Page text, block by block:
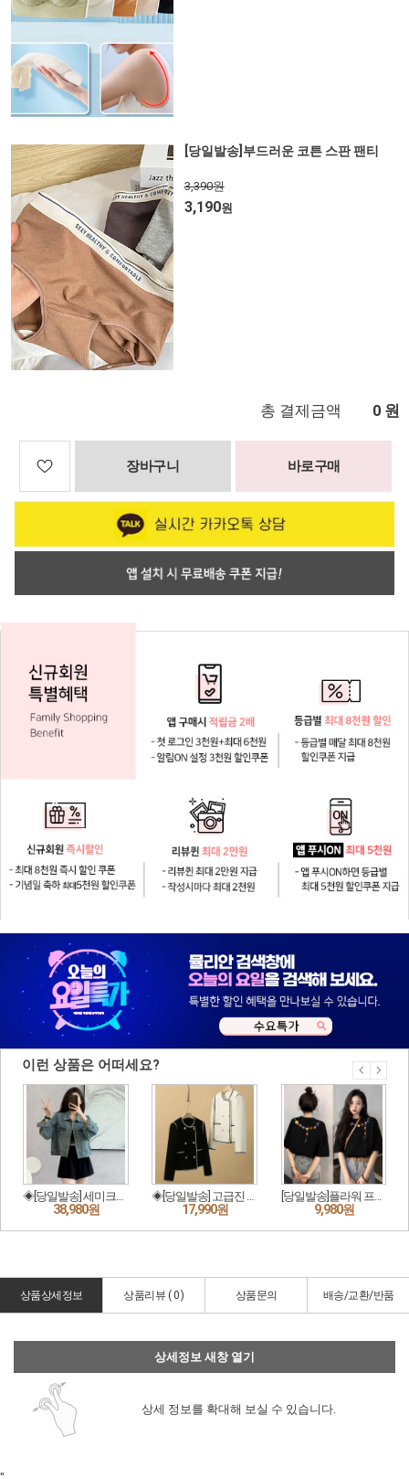
[당일발송]부드러운 코튼 스판 팬티
3,390원
3,190원
총 결제금액 0 원
장바구니 바로구매
상품상세정보 상품리뷰 ( 0) 상품문의 배송/교환/반품
상세정보 새창 열기
상세 정보를 확대해 보실 수 있습니다.